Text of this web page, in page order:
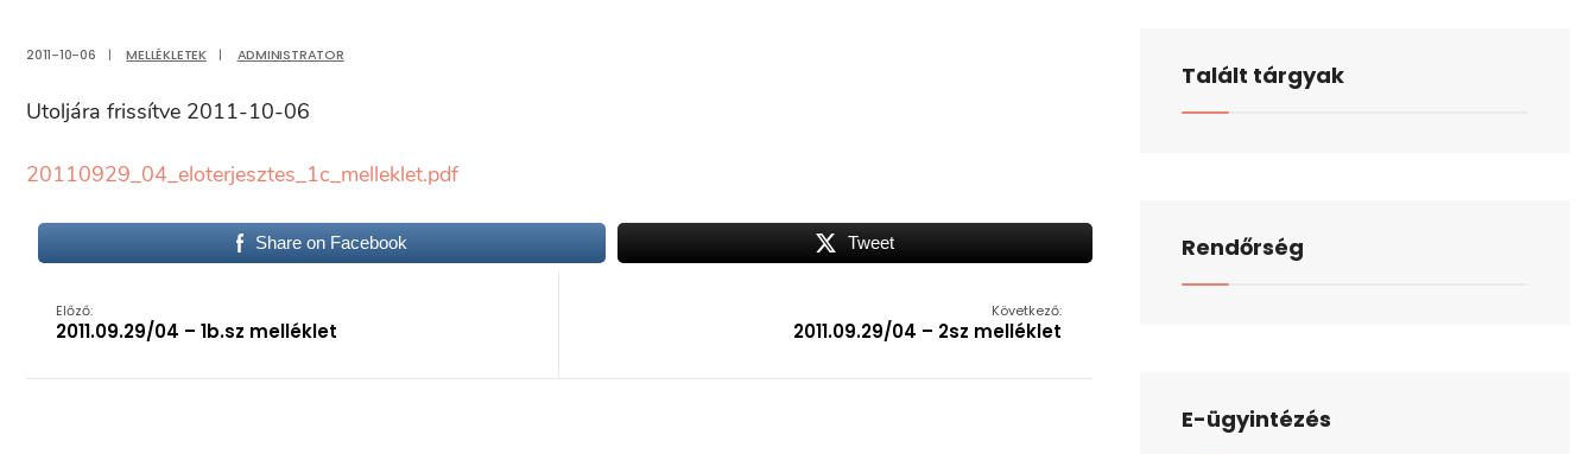
2011-10-06 | MELLÉKLETEK | ADMINISTRATOR
Utoljára frissítve 2011-10-06
20110929_04_eloterjesztes_1c_melleklet.pdf
Share on Facebook Tweet
Előző:
2011.09.29/04 – 1b.sz melléklet
Következő:
2011.09.29/04 – 2sz melléklet
Talált tárgyak
Rendőrség
E-ügyintézés